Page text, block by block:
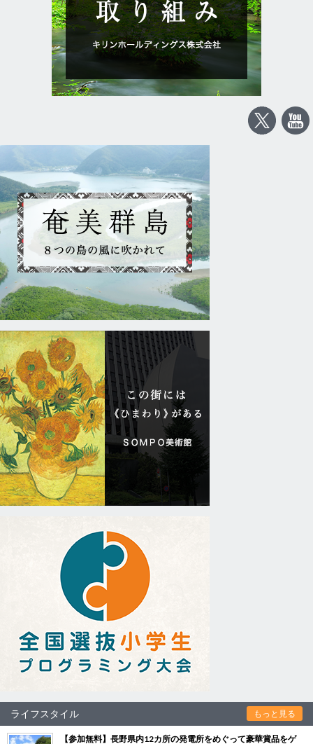
ライフスタイル もっと見る
【参加無料】長野県内12カ所の発電所をめぐって豪華賞品をゲ